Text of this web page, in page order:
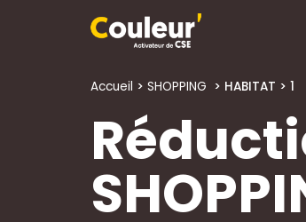
Accueil > SHOPPING > HABITAT > 1